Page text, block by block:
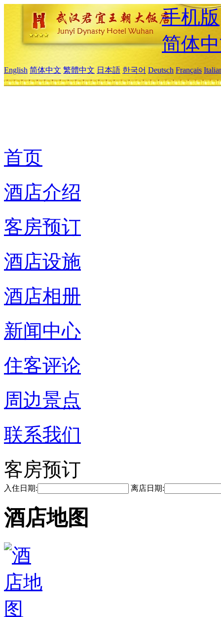
手机版
简体
English 简体中文 繁體中文 日本語 한국어 Deutsch Français
首页
酒店介绍
客房预订
酒店设施
酒店相册
新闻中心
住客评论
周边景点
联系我们
客房预订
入住日期: 离店日期:
酒店地图